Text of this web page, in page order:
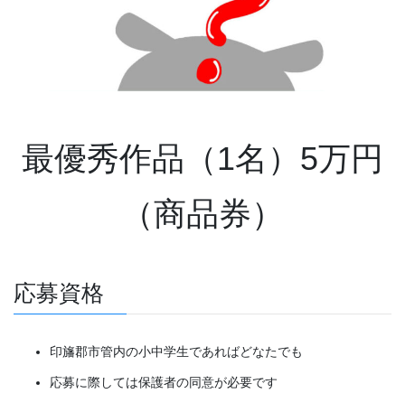
最優秀作品（1名）5万円
（商品券）
応募資格
印旛郡市管内の小中学生であればどなたでも
応募に際しては保護者の同意が必要です